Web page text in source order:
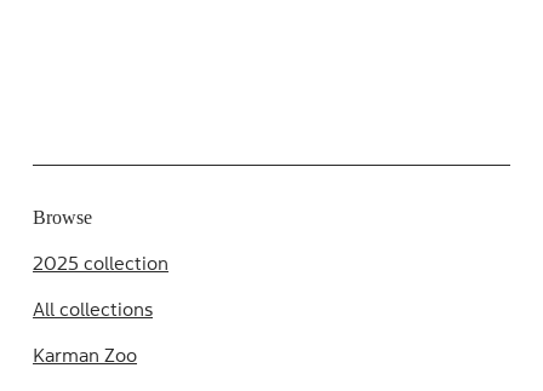
Browse
2025 collection
All collections
Karman Zoo